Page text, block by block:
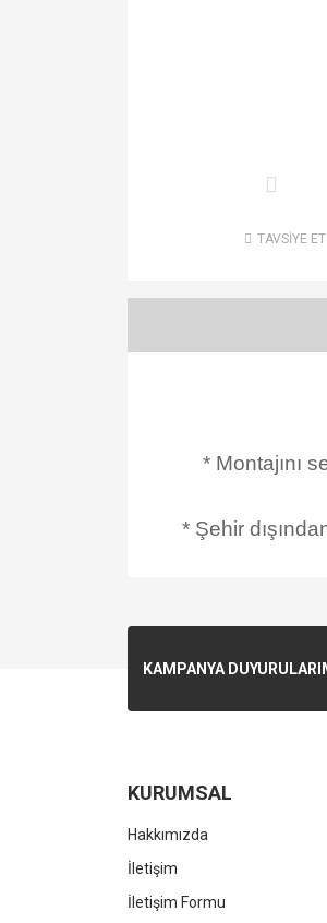
TAVSİYE ET
* Montajını
* Şehir
KAMPANYA
KURUMSAL
Hakkımızda
İletişim
İletişim Formu